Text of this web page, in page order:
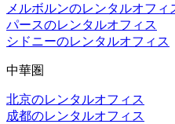
メルボルンのレンタルオフィ
パースのレンタルオフィス
シドニーのレンタルオフィス
中華圏
北京のレンタルオフィス
成都のレンタルオフィス